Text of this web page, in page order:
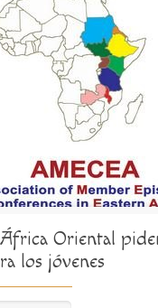
Oriental
los jóvenes